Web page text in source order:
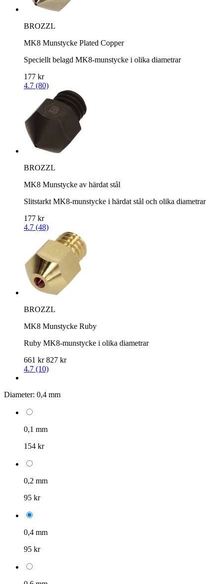
BROZZL
MK8 Munstycke Plated Copper
Speciellt belagd MK8-munstycke i olika diametrar
177 kr
4.7 (80)
BROZZL
MK8 Munstycke av härdat stål
Slitstarkt MK8-munstycke i härdat stål och olika diametrar
177 kr
4.7 (48)
BROZZL
MK8 Munstycke Ruby
Ruby MK8-munstycke i olika diametrar
661 kr 827 kr
4.7 (10)
Diameter: 0,4 mm
0,1 mm
154 kr
0,2 mm
95 kr
0,4 mm
95 kr